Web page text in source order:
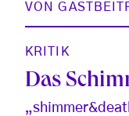
VON
KRITIK
Das